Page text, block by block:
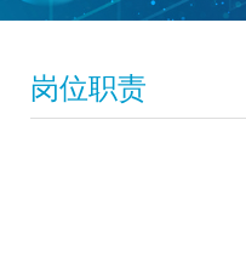
岗位职责